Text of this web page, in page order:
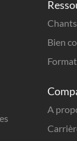
Chants
Bien
A